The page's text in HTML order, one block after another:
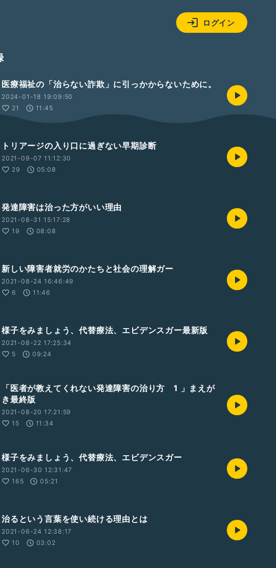
ログイン
医療福祉の「治らない詐欺」に引っかからないために。
2024-01-18 19:09:50
21
11:45
トリアージの入り口に過ぎない早期診断
2021-09-07 11:12:30
29
05:08
発達障害は治った方がいい理由
2021-08-31 15:17:28
19
08:08
新しい障害者就労のかたちと社会の理解ガー
2021-08-24 16:46:49
6
11:46
様子をみましょう、代替療法、エビデンスガー最新版
2021-08-22 17:25:34
5
09:24
「医者が教えてくれない発達障害の治り方 1 」まえが
き最終版
2021-08-20 17:21:59
15
11:34
様子をみましょう、代替療法、エビデンスガー
2021-06-30 12:31:47
165
05:21
治るという言葉を使い続ける理由とは
2021-06-24 12:38:17
10
03:02